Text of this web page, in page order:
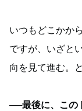
いつもどこかか
ですが、いざと
向を見て進む。
──最後に、この